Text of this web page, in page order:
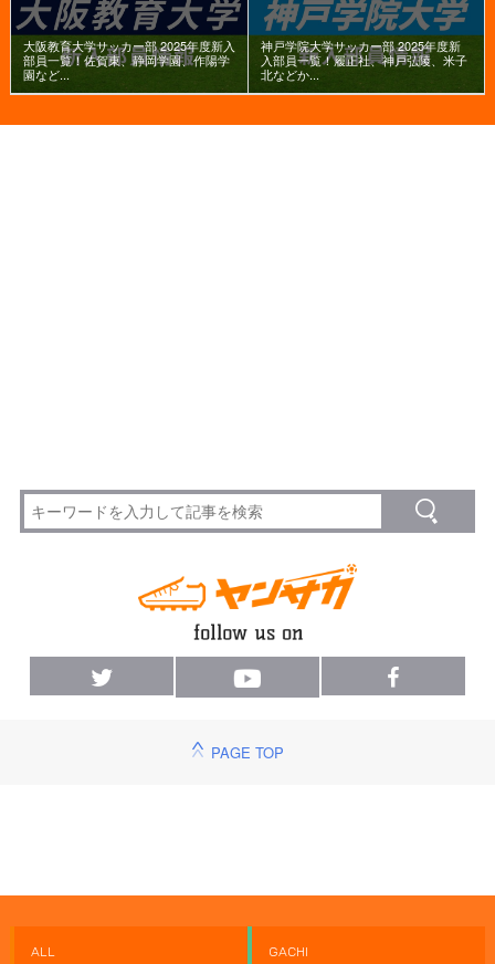
大阪教育大学サッカー部 2025年度新入
部員一覧！佐賀東、静岡学園、作陽学
園など...
神戸学院大学サッカー部 2025年度新
入部員一覧！履正社、神戸弘陵、米子
北などか...
PAGE TOP
ALL GACHI